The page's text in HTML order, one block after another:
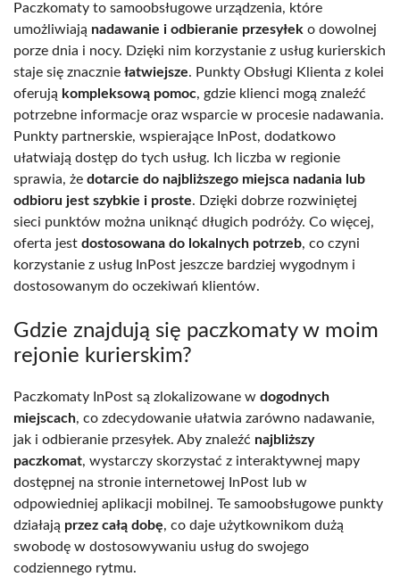
Paczkomaty to samoobsługowe urządzenia, które
umożliwiają nadawanie i odbieranie przesyłek o dowolnej
porze dnia i nocy. Dzięki nim korzystanie z usług kurierskich
staje się znacznie łatwiejsze. Punkty Obsługi Klienta z kolei
oferują kompleksową pomoc, gdzie klienci mogą znaleźć
potrzebne informacje oraz wsparcie w procesie nadawania.
Punkty partnerskie, wspierające InPost, dodatkowo
ułatwiają dostęp do tych usług. Ich liczba w regionie
sprawia, że dotarcie do najbliższego miejsca nadania lub
odbioru jest szybkie i proste. Dzięki dobrze rozwiniętej
sieci punktów można uniknąć długich podróży. Co więcej,
oferta jest dostosowana do lokalnych potrzeb, co czyni
korzystanie z usług InPost jeszcze bardziej wygodnym i
dostosowanym do oczekiwań klientów.
Gdzie znajdują się paczkomaty w moim
rejonie kurierskim?
Paczkomaty InPost są zlokalizowane w dogodnych
miejscach, co zdecydowanie ułatwia zarówno nadawanie,
jak i odbieranie przesyłek. Aby znaleźć najbliższy
paczkomat, wystarczy skorzystać z interaktywnej mapy
dostępnej na stronie internetowej InPost lub w
odpowiedniej aplikacji mobilnej. Te samoobsługowe punkty
działają przez całą dobę, co daje użytkownikom dużą
swobodę w dostosowywaniu usług do swojego
codziennego rytmu.